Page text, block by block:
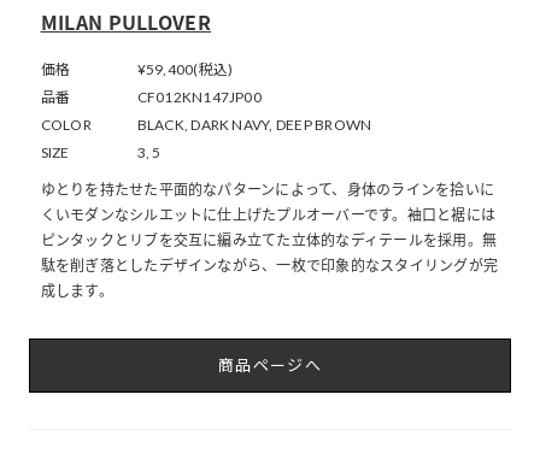
MILAN PULLOVER
価格
¥59,400(税込)
品番
CF012KN147JP00
COLOR
BLACK, DARK NAVY, DEEP BROWN
SIZE
3, 5
ゆとりを持たせた平面的なパターンによって、身体のラインを拾いに
くいモダンなシルエットに仕上げたプルオーバーです。袖口と裾には
ピンタックとリブを交互に編み立てた立体的なディテールを採用。無
駄を削ぎ落としたデザインながら、一枚で印象的なスタイリングが完
成します。
商品ページへ